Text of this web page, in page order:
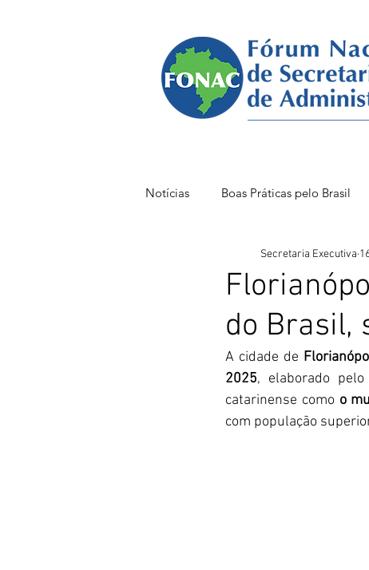
Notícias Boas Práticas pelo Brasil
FONAC 85 VITÓRIA
do Brasil,
Secretaria Executiva
A cidade de
2025, elaborado pelo
catarinense como o
com população